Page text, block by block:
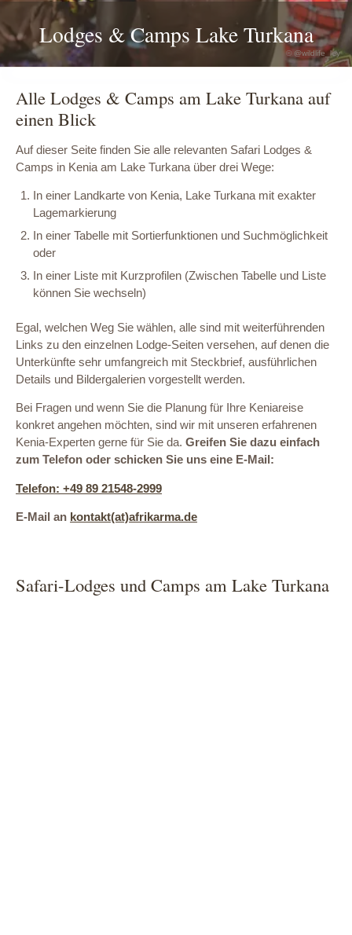
Lodges & Camps Lake Turkana
© @wildlife_ley
Alle Lodges & Camps am Lake Turkana auf
einen Blick
Auf dieser Seite finden Sie alle relevanten Safari Lodges &
Camps in Kenia am Lake Turkana über drei Wege:
In einer Landkarte von Kenia, Lake Turkana mit exakter
Lagemarkierung
In einer Tabelle mit Sortierfunktionen und Suchmöglichkeit
oder
In einer Liste mit Kurzprofilen (Zwischen Tabelle und Liste
können Sie wechseln)
Egal, welchen Weg Sie wählen, alle sind mit weiterführenden
Links zu den einzelnen Lodge-Seiten versehen, auf denen die
Unterkünfte sehr umfangreich mit Steckbrief, ausführlichen
Details und Bildergalerien vorgestellt werden.
Bei Fragen und wenn Sie die Planung für Ihre Keniareise
konkret angehen möchten, sind wir mit unseren erfahrenen
Kenia-Experten gerne für Sie da. Greifen Sie dazu einfach
zum Telefon oder schicken Sie uns eine E-Mail:
Telefon: +49 89 21548-2999
E-Mail an kontakt(at)afrikarma.de
Safari-Lodges und Camps am Lake Turkana